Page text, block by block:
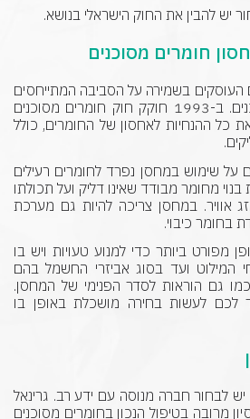
יש להבין את החוק הישראלי בנושא.
חומרים מסוכנים
העוסקים בשמירה על הסביבה המתייחסים
לאחסון של חומרים מסוכנים. ב-1993 חוקק חוק חומרים מסוכנים
למצוא את כל ההנחיות לאחסון של החומרים, כולל
על שימוש במחסן נפרד לחומרים רעילים
בנוי מחומר מבודד שאינו דליק ועל תכולתו
אוויר. במחסן צריכה להיות גם מערכת
בחומר כיבוי.
מפורט ביותר כדי למנוע טעויות ויש בו
המילוט ועד בסוג אביזרי החשמל בהם
גם הוראות לסדר הפנימי של המחסן.
לעשות בחירה מושכלת באופן בו
לבחור חברה מנוסה עם ידע רב. גרינאל
מרובה בטיפול הנכון בחומרים מסוכנים